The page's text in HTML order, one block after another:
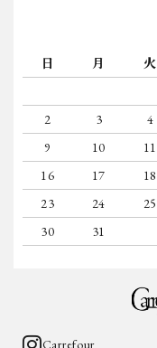
日 月 火
2
3 4
9
10 11
16
17 18
23
24 25
30
31
Carrefour